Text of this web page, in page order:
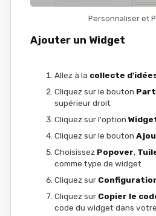
Personnaliser et
Ajouter un Widget
Allez à la collecte
Cliquez sur le bouton
supérieur droit
Cliquez sur l'option
Cliquez sur le bouton
Choisissez Popover,
comme type de widget
Cliquez sur
Cliquez sur Copier le
code du widget dans